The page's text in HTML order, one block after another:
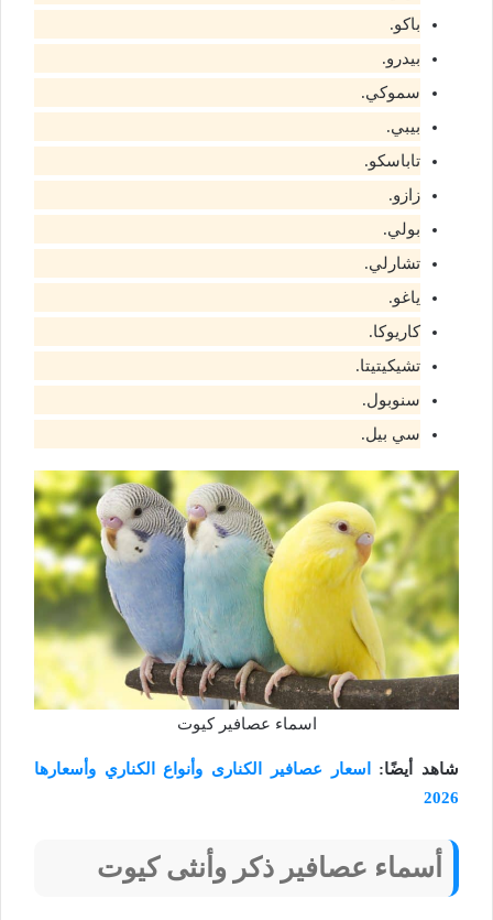
باكو.
بيدرو.
سموكي.
بيبي.
تاباسكو.
زازو.
بولي.
تشارلي.
ياغو.
كاريوكا.
تشيكيتيتا.
سنوبول.
سي بيل.
اسماء عصافير كيوت
شاهد أيضًا:
اسعار عصافير الكنارى وأنواع الكناري وأسعارها
2026
أسماء عصافير ذكر وأنثى كيوت